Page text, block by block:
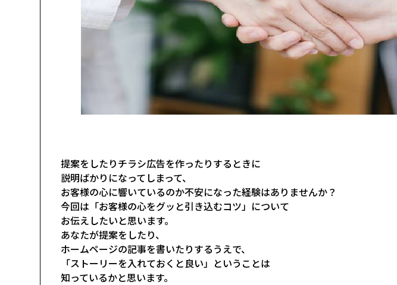
提案をしたりチラシ広告を作ったりするときに
説明ばかりになってしまって、
お客様の心に響いているのか不安になった経験はありませんか？
今回は「お客様の心をグッと引き込むコツ」について
お伝えしたいと思います。
あなたが提案をしたり、
ホームページの記事を書いたりするうえで、
「ストーリーを入れておくと良い」ということは
知っているかと思います。